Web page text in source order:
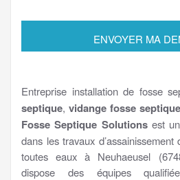
Entreprise installation de fosse
septique, vidange fosse septique
Fosse Septique Solutionsest
dans les travaux
toutes eaux à Neuhaeusel
dispose des équipes